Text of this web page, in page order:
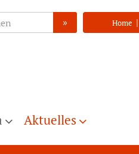
Home |
»
Aktuelles